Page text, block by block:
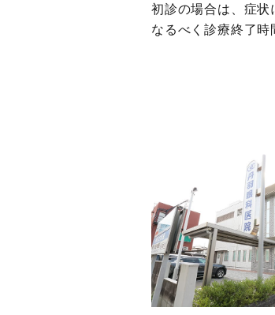
初診の場合は、症状
なるべく診療終了時